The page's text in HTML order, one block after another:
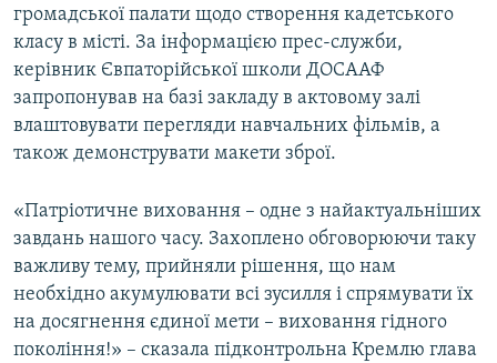
громадської палати щодо створення кадетського
класу в місті. За інформацією прес-служби,
керівник Євпаторійської школи ДОСААФ
запропонував на базі закладу в актовому залі
влаштовувати перегляди навчальних фільмів, а
також демонструвати макети зброї.
«Патріотичне виховання – одне з найактуальніших
завдань нашого часу. Захоплено обговорюючи таку
важливу тему, прийняли рішення, що нам
необхідно акумулювати всі зусилля і спрямувати їх
на досягнення єдиної мети – виховання гідного
покоління!» – сказала підконтрольна Кремлю глава